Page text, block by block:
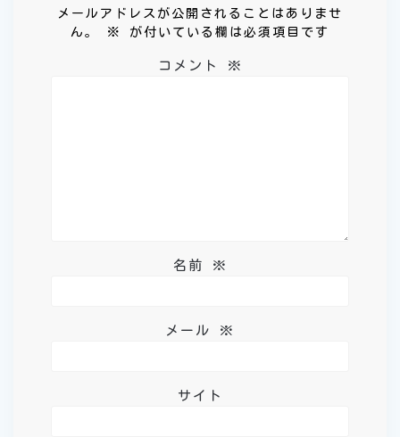
メールアドレスが公開されることはありませ
ん。
※ が付いている欄は必須項目です
コメント ※
名前 ※
メール ※
サイト